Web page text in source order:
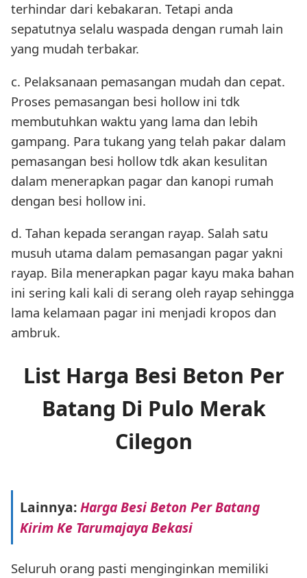
terhindar dari kebakaran. Tetapi anda
sepatutnya selalu waspada dengan rumah lain
yang mudah terbakar.
c. Pelaksanaan pemasangan mudah dan cepat.
Proses pemasangan besi hollow ini tdk
membutuhkan waktu yang lama dan lebih
gampang. Para tukang yang telah pakar dalam
pemasangan besi hollow tdk akan kesulitan
dalam menerapkan pagar dan kanopi rumah
dengan besi hollow ini.
d. Tahan kepada serangan rayap. Salah satu
musuh utama dalam pemasangan pagar yakni
rayap. Bila menerapkan pagar kayu maka bahan
ini sering kali kali di serang oleh rayap sehingga
lama kelamaan pagar ini menjadi kropos dan
ambruk.
List Harga Besi Beton Per
Batang Di Pulo Merak
Cilegon
Lainnya:Harga Besi Beton Per Batang
Kirim Ke Tarumajaya Bekasi
Seluruh orang pasti menginginkan memiliki